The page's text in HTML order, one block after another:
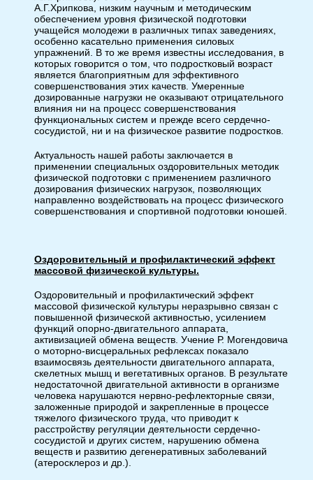
А.Г.Хрипкова, низким научным и методическим
обеспечением уровня физической подготовки
учащейся молодежи в различных типах заведениях,
особенно касательно применения силовых
упражнений. В то же время известны исследования, в
которых говорится о том, что подростковый возраст
является благоприятным для эффективного
совершенствования этих качеств. Умеренные
дозированные нагрузки не оказывают отрицательного
влияния ни на процесс совершенствования
функциональных систем и прежде всего сердечно-
сосудистой, ни и на физическое развитие подростков.
Актуальность нашей работы заключается в
применении специальных оздоровительных методик
физической подготовки с применением различного
дозирования физических нагрузок, позволяющих
направленно воздействовать на процесс физического
совершенствования и спортивной подготовки юношей.
Оздоровительный и профилактический эффект
массовой физической культуры.
Оздоровительный и профилактический эффект
массовой физической культуры неразрывно связан с
повышенной физической активностью, усилением
функций опорно-двигательного аппарата,
активизацией обмена веществ. Учение Р. Могендовича
о моторно-висцеральных рефлексах показало
взаимосвязь деятельности двигательного аппарата,
скелетных мышц и вегетативных органов. В результате
недостаточной двигательной активности в организме
человека нарушаются нервно-рефлекторные связи,
заложенные природой и закрепленные в процессе
тяжелого физического труда, что приводит к
расстройству регуляции деятельности сердечно-
сосудистой и других систем, нарушению обмена
веществ и развитию дегенеративных заболеваний
(атеросклероз и др.).